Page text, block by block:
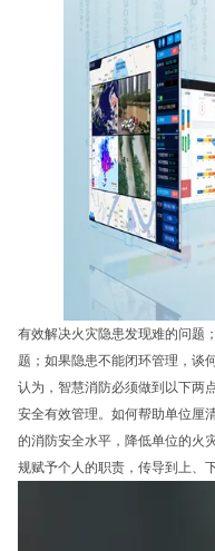
有效解决火灾隐患发现难的问题
题；如果隐患不能闭环管理，谈
认为，智慧消防必须做到以下两
安全有效管理。如何帮助单位厘
的消防安全水平，降低单位的火
规赋予个人的职责，传导到上、